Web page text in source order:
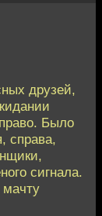
друзей,
Было
справа,
сигнала.
мачту